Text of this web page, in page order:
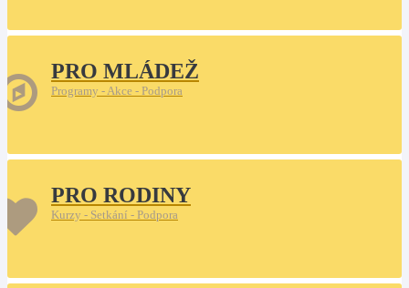
PRO MLÁDEŽ
Programy - Akce - Podpora
PRO RODINY
Kurzy - Setkání - Podpora